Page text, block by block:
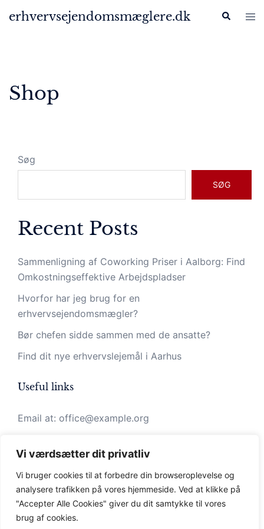
Vi værdsætter dit privatliv
Vi bruger cookies til at forbedre din browseroplevelse og
analysere trafikken på vores hjemmeside. Ved at klikke på
"Accepter Alle Cookies" giver du dit samtykke til vores
brug af cookies.
erhvervsejendomsmæglere.dk Search
Shop
Søg
SØG
Recent Posts
Sammenligning af Coworking Priser i Aalborg: Find
Omkostningseffektive Arbejdspladser
Hvorfor har jeg brug for en
erhvervsejendomsmægler?
Bør chefen sidde sammen med de ansatte?
Find dit nye erhvervslejemål i Aarhus
Useful links
Email at: office@example.org